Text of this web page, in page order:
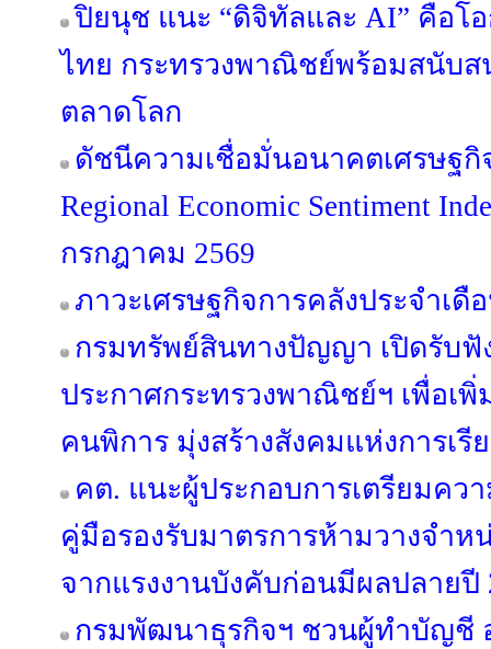
ปิยนุช แนะ “ดิจิทัลและ AI” คือโ
ไทย กระทรวงพาณิชย์พร้อมสนับส
ตลาดโลก
ดัชนีความเชื่อมั่นอนาคตเศรษฐกิ
Regional Economic Sentiment
กรกฎาคม 2569
ภาวะเศรษฐกิจการคลังประจำเดื
กรมทรัพย์สินทางปัญญา เปิดรับฟั
ประกาศกระทรวงพาณิชย์ฯ เพื่อเ
คนพิการ มุ่งสร้างสังคมแห่งการเรี
คต. แนะผู้ประกอบการเตรียมคว
คู่มือรองรับมาตรการห้ามวางจำห
จากแรงงานบังคับก่อนมีผลปลายปี
กรมพัฒนาธุรกิจฯ ชวนผู้ทำบัญชี